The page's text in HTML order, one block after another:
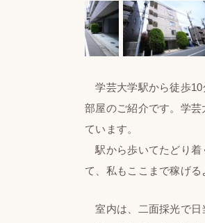
学芸大学駅から徒歩10
部屋のご紹介です。学
ています。
駅から歩いてたどり着
て、私もここまで稼げる
室内は、二面採光で日